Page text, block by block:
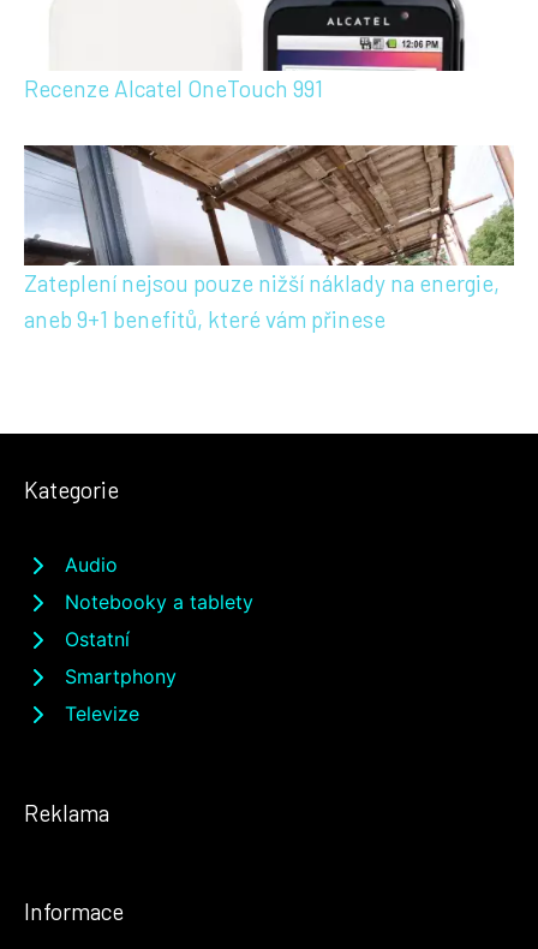
Recenze Alcatel OneTouch 991
Zateplení nejsou pouze nižší náklady na energie,
aneb 9+1 benefitů, které vám přinese
Kategorie
Audio
Notebooky a tablety
Ostatní
Smartphony
Televize
Reklama
Informace